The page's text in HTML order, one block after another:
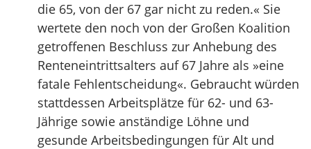
die 65, von der 67 gar nicht zu reden.« Sie
wertete den noch von der Großen Koalition
getroffenen Beschluss zur Anhebung des
Renteneintrittsalters auf 67 Jahre als »eine
fatale Fehlentscheidung«. Gebraucht würden
stattdessen Arbeitsplätze für 62- und 63-
Jährige sowie anständige Löhne und
gesunde Arbeitsbedingungen für Alt und